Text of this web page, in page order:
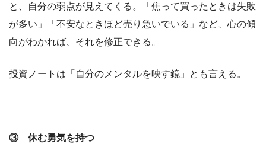
と、自分の弱点が見えてくる。「焦って買ったときは失敗
が多い」「不安なときほど売り急いでいる」など、心の傾
向がわかれば、それを修正できる。
投資ノートは「自分のメンタルを映す鏡」とも言える。
③ 休む勇気を持つ